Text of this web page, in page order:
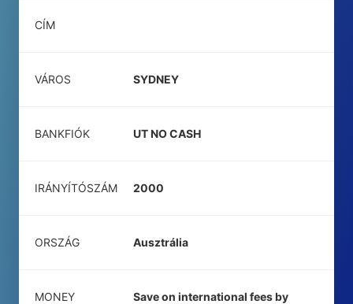
CÍM
VÁROS SYDNEY
BANKFIÓK UT NO CASH
IRÁNYÍTÓSZÁM 2000
ORSZÁG Ausztrália
MONEY
Save on international fees by